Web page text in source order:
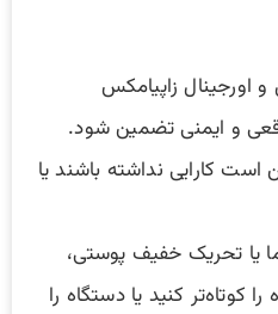
زاپیامکس
و ایمنی تضمین شود.
کارایی نداشته باشند یا
یا تحریک خفیف پوستی،
کوتاه‌تر کنید یا دستگاه را